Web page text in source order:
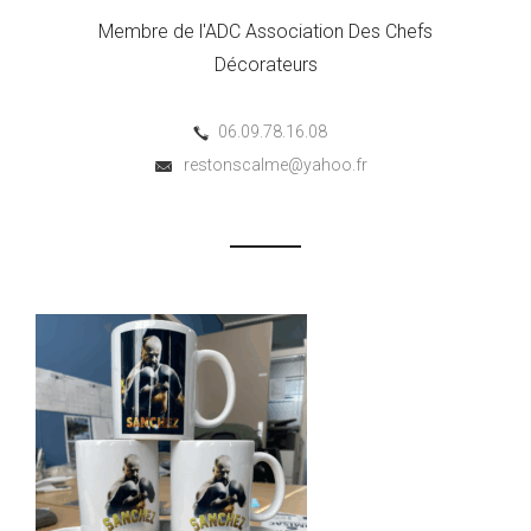
Membre de l'ADC Association Des Chefs
Décorateurs
06.09.78.16.08
restonscalme@yahoo.fr